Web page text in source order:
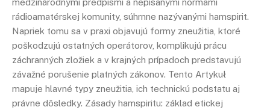
rádioamatérskej komunity, súhrnne nazývanými hamspirit.
Napriek tomu sa v praxi objavujú formy zneužitia, ktoré
poškodzujú ostatných operátorov, komplikujú prácu
záchranných zložiek a v krajných prípadoch predstavujú
závažné porušenie platných zákonov. Tento Artykuł
mapuje hlavné typy zneužitia, ich technickú podstatu aj
právne dôsledky. Zásady hamspiritu: základ etickej